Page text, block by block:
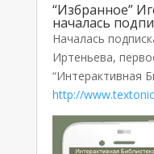
“Избранное”
началась
Началась
Иртеньева,
“Интерактивная
http://